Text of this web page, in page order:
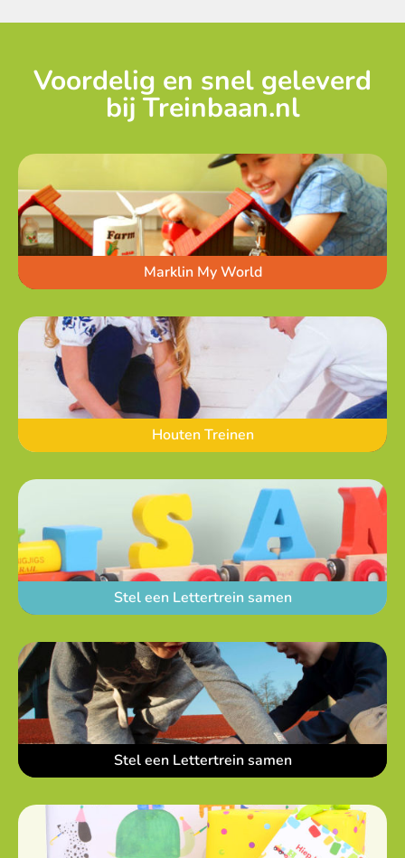
Voordelig en snel geleverd
bij Treinbaan.nl
Marklin My World
Houten Treinen
Stel een Lettertrein samen
Stel een Lettertrein samen